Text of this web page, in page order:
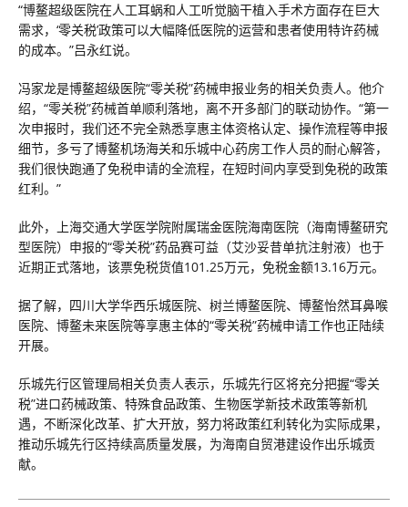
“博鳌超级医院在人工耳蜗和人工听觉脑干植入手术方面存在巨大
需求，‘零关税’政策可以大幅降低医院的运营和患者使用特许药械
的成本。”吕永红说。
冯家龙是博鳌超级医院“零关税”药械申报业务的相关负责人。他介
绍，“零关税”药械首单顺利落地，离不开多部门的联动协作。“第一
次申报时，我们还不完全熟悉享惠主体资格认定、操作流程等申报
细节，多亏了博鳌机场海关和乐城中心药房工作人员的耐心解答，
我们很快跑通了免税申请的全流程，在短时间内享受到免税的政策
红利。”
此外，上海交通大学医学院附属瑞金医院海南医院（海南博鳌研究
型医院）申报的“零关税”药品赛可益（艾沙妥昔单抗注射液）也于
近期正式落地，该票免税货值101.25万元，免税金额13.16万元。
据了解，四川大学华西乐城医院、树兰博鳌医院、博鳌怡然耳鼻喉
医院、博鳌未来医院等享惠主体的“零关税”药械申请工作也正陆续
开展。
乐城先行区管理局相关负责人表示，乐城先行区将充分把握“零关
税”进口药械政策、特殊食品政策、生物医学新技术政策等新机
遇，不断深化改革、扩大开放，努力将政策红利转化为实际成果，
推动乐城先行区持续高质量发展，为海南自贸港建设作出乐城贡
献。